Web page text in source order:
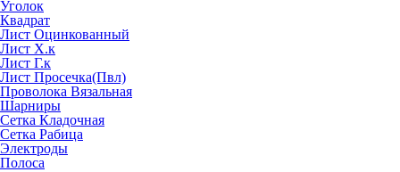
Уголок
Квадрат
Лист Оцинкованный
Лист Х.к
Лист Г.к
Лист Просечка(Пвл)
Проволока Вязальная
Шарниры
Сетка Кладочная
Сетка Рабица
Электроды
Полоса